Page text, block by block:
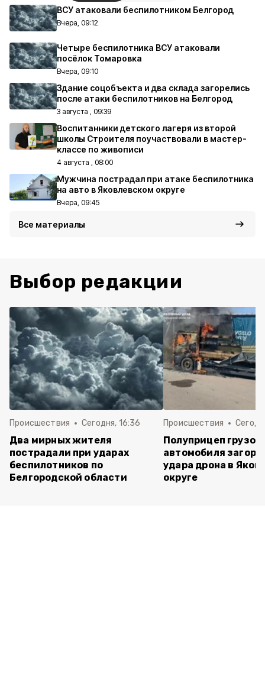
ВСУ атаковали беспилотником Белгород
Вчера, 09:12
Четыре беспилотника ВСУ атаковали
посёлок Томаровка
Вчера, 09:10
Здание соцобъекта и два склада загорелись
после атаки беспилотников на Белгород
3 августа , 09:39
Воспитанники детского лагеря из второй
школы Строителя поучаствовали в мастер-
классе по живописи
4 августа , 08:00
Мужчина пострадал при атаке беспилотника
на авто в Яковлевском округе
Вчера, 09:45
Все материалы
Выбор редакции
Происшествия Сегодня, 16:36
Два мирных жителя
пострадали при ударах
беспилотников по
Белгородской области
Происшествия
Полуприцеп
автомобиля
удара дрона в
округе